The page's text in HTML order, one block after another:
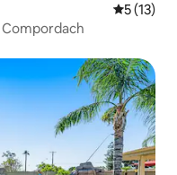
5 (13)
Compordach